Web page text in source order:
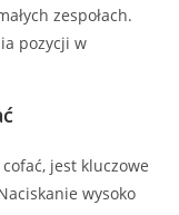
zespołach.
pozycji w
jest kluczowe
wysoko